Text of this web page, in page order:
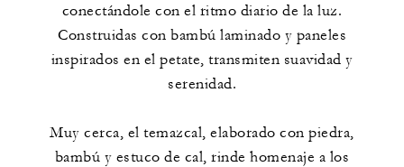
conectándole con el ritmo diario de la luz.
Construidas con bambú laminado y paneles
inspirados en el petate, transmiten suavidad y
serenidad.
Muy cerca, el temazcal, elaborado con piedra,
bambú y estuco de cal, rinde homenaje a los